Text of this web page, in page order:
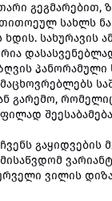
გეგმარებით,
სახლს
ხდის. სახურავის
პანორამული
გარემო,
გაყიდვების
ვილის